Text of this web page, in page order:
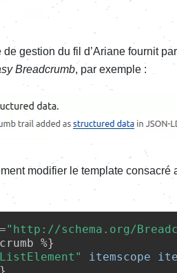
de gestion du fil d’Ariane four­nit
Bread­crumb, par exemple :
modi­fier le template consa­cré
="http://schema.org/
%}
itemscope